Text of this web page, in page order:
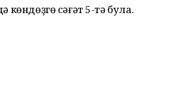
сәғәт 5-тә була.